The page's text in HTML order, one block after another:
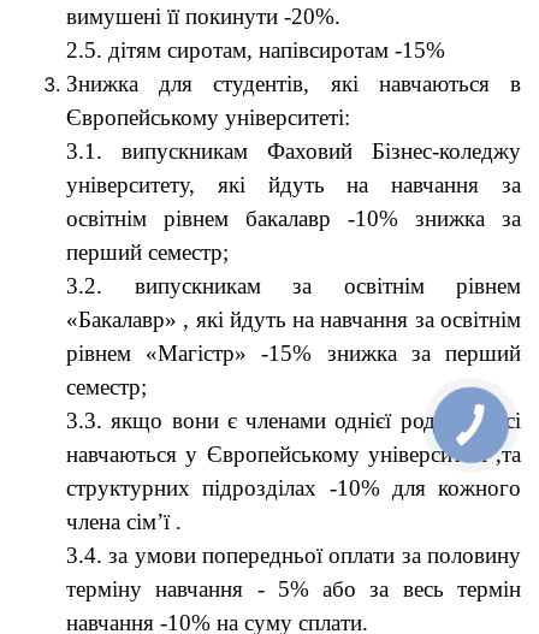
вимушені її покинути -20%.
2.5. дітям сиротам, напівсиротам -15%
Знижка для студентів, які навчаються в
Європейському університеті:
3.1. випускникам Фаховий Бізнес-коледжу
університету, які йдуть на навчання за
освітнім рівнем бакалавр -10% знижка за
перший семестр;
3.2. випускникам за освітнім рівнем
«Бакалавр» , які йдуть на навчання за освітнім
рівнем «Магістр» -15% знижка за перший
семестр;
3.3. якщо вони є членами однієї родини і всі
навчаються у Європейському університеті ,та
структурних підрозділах -10% для кожного
члена сім’ї .
3.4. за умови попередньої оплати за половину
терміну навчання - 5% або за весь термін
навчання -10% на суму сплати.